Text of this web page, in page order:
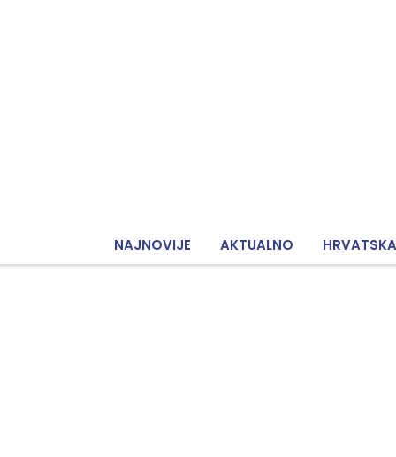
NAJNOVIJE AKTUALNO HRVATSKA